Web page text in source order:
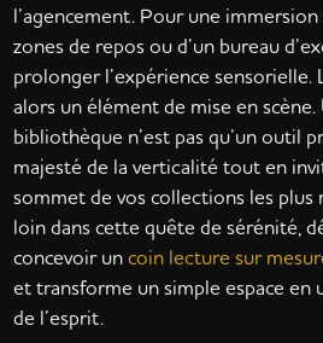
l’agencement. Pour une
zones de repos ou d’un bureau
prolonger l’expérience sensorielle.
alors un élément de mise en
bibliothèque n’est pas qu’un outil
majesté de la verticalité tout en
sommet de vos collections les plus
loin dans cette quête de sérénité,
concevoir uncoin lecture sur
et transforme un simple espace en
de l’esprit.